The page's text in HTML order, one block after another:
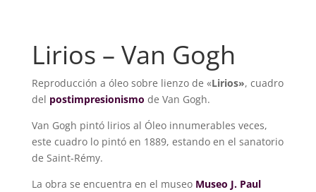
Lirios – Van Gogh
Reproducción a óleo sobre lienzo de «Lirios», cuadro
del postimpresionismo de Van Gogh.
Van Gogh pintó lirios al Óleo innumerables veces,
este cuadro lo pintó en 1889, estando en el sanatorio
de Saint-Rémy.
La obra se encuentra en el museo Museo J. Paul